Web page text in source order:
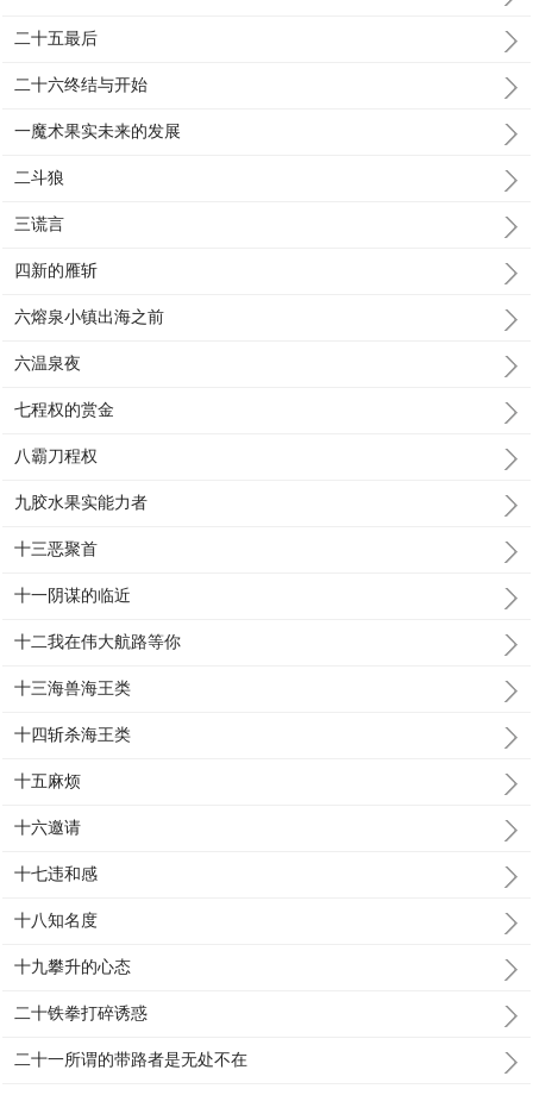
二十五最后
二十六终结与开始
一魔术果实未来的发展
二斗狼
三谎言
四新的雁斩
六熔泉小镇出海之前
六温泉夜
七程权的赏金
八霸刀程权
九胶水果实能力者
十三恶聚首
十一阴谋的临近
十二我在伟大航路等你
十三海兽海王类
十四斩杀海王类
十五麻烦
十六邀请
十七违和感
十八知名度
十九攀升的心态
二十铁拳打碎诱惑
二十一所谓的带路者是无处不在